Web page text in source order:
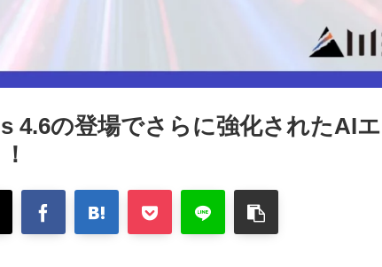
4.6の登場でさらに強化されたAI